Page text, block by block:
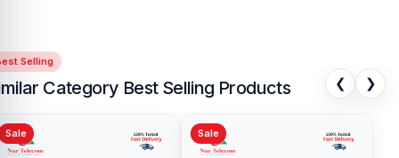
Selling
Category Best Selling Products ❮ ❯
Sale Sale